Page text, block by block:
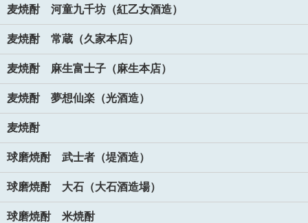
麦焼酎 河童九千坊（紅乙女酒造）
麦焼酎 常蔵（久家本店）
麦焼酎 麻生富士子（麻生本店）
麦焼酎 夢想仙楽（光酒造）
麦焼酎
球磨焼酎 武士者（堤酒造）
球磨焼酎 大石（大石酒造場）
球磨焼酎 米焼酎